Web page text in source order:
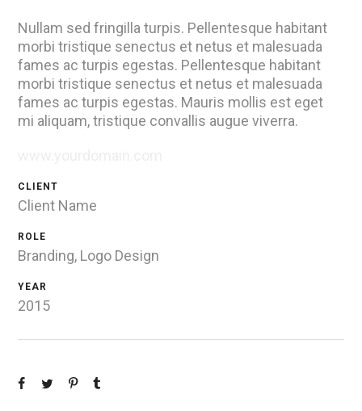
Nullam sed fringilla turpis. Pellentesque habitant
morbi tristique senectus et netus et malesuada
fames ac turpis egestas. Pellentesque habitant
morbi tristique senectus et netus et malesuada
fames ac turpis egestas. Mauris mollis est eget
mi aliquam, tristique convallis augue viverra.
CLIENT
Client Name
ROLE
Branding, Logo Design
YEAR
2015